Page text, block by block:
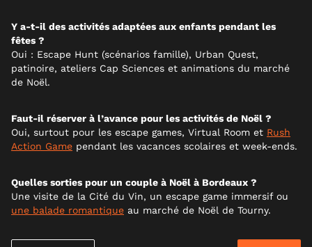
Y a-t-il des activités adaptées aux enfants pendant les
fêtes ?
Oui : Escape Hunt (scénarios famille), Urban Quest,
patinoire, ateliers Cap Sciences et animations du marché
de Noël.
Faut-il réserver à l’avance pour les activités de Noël ?
Oui, surtout pour les escape games, Virtual Room et Rush
Action Game pendant les vacances scolaires et week-ends.
Quelles sorties pour un couple à Noël à Bordeaux ?
Une visite de la Cité du Vin, un escape game immersif ou
une balade romantique au marché de Noël de Tourny.